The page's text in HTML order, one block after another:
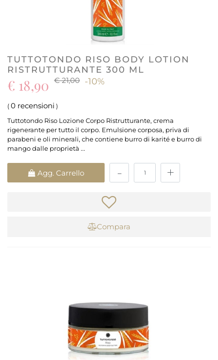
TUTTOTONDO RISO BODY LOTION
RISTRUTTURANTE 300 ML
€ 21,00 -10%
€ 18,90
( 0 recensioni )
Tuttotondo Riso Lozione Corpo Ristrutturante, crema
rigenerante per tutto il corpo. Emulsione corposa, priva di
parabeni e oli minerali, che contiene burro di karité e burro di
mango dalle proprietà ...
Agg. Carrello
Compara